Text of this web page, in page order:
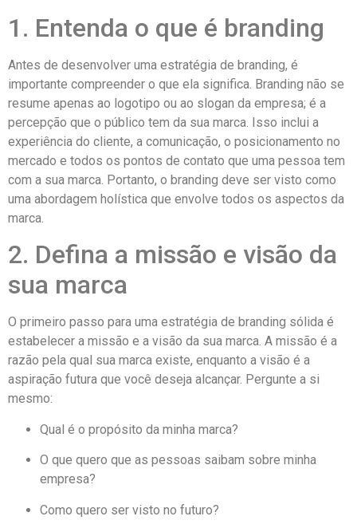
1. Entenda o que é branding
Antes de desenvolver uma estratégia de branding, é
importante compreender o que ela significa. Branding não se
resume apenas ao logotipo ou ao slogan da empresa; é a
percepção que o público tem da sua marca. Isso inclui a
experiência do cliente, a comunicação, o posicionamento no
mercado e todos os pontos de contato que uma pessoa tem
com a sua marca. Portanto, o branding deve ser visto como
uma abordagem holística que envolve todos os aspectos da
marca.
2. Defina a missão e visão da
sua marca
O primeiro passo para uma estratégia de branding sólida é
estabelecer a missão e a visão da sua marca. A missão é a
razão pela qual sua marca existe, enquanto a visão é a
aspiração futura que você deseja alcançar. Pergunte a si
mesmo:
Qual é o propósito da minha marca?
O que quero que as pessoas saibam sobre minha
empresa?
Como quero ser visto no futuro?